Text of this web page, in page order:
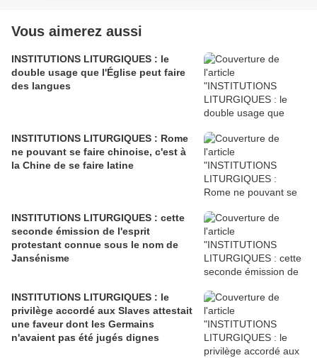
Vous aimerez aussi
INSTITUTIONS LITURGIQUES : le
double usage que l'Église peut faire
des langues
INSTITUTIONS LITURGIQUES : Rome
ne pouvant se faire chinoise, c'est à
la Chine de se faire latine
INSTITUTIONS LITURGIQUES : cette
seconde émission de l'esprit
protestant connue sous le nom de
Jansénisme
INSTITUTIONS LITURGIQUES : le
privilège accordé aux Slaves attestait
une faveur dont les Germains
n'avaient pas été jugés dignes